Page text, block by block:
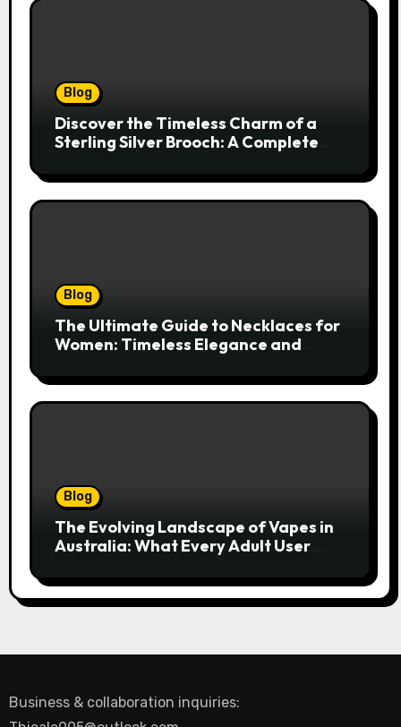
Blog
Discover the Timeless Charm of a
Sterling Silver Brooch: A Complete
Blog
The Ultimate Guide to Necklaces for
Women: Timeless Elegance and
Blog
The Evolving Landscape of Vapes in
Australia: What Every Adult User
Business & collaboration inquiries: